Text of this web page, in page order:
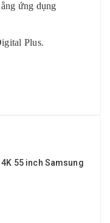
ứng dụng
Plus.
55 inch Samsung